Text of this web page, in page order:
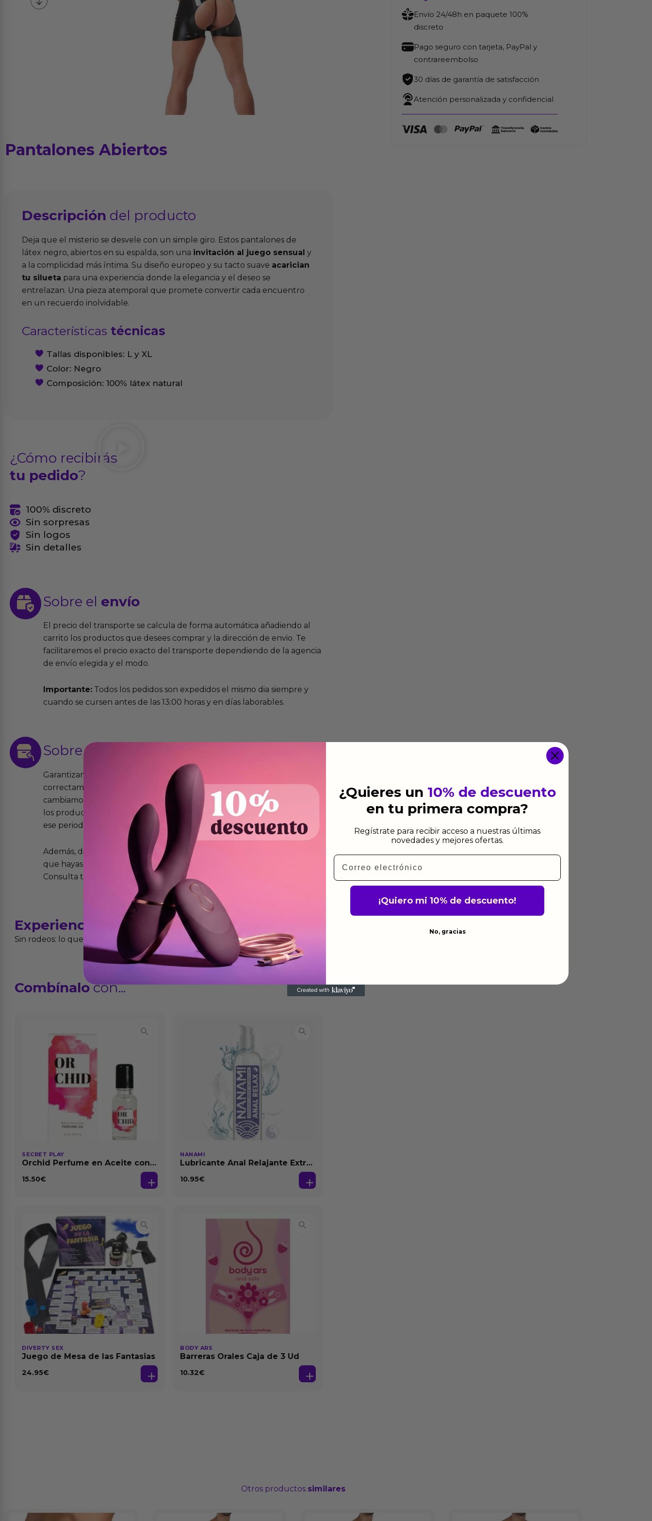
Pantalones Abiertos
Descripción del producto
Deja que el misterio se desvele con un simple giro. Estos pantalones de
látex negro, abiertos en su espalda, son una invitación al juego sensual y
a la complicidad más íntima. Su diseño europeo y su tacto suave acarician
tu silueta para una experiencia donde la elegancia y el deseo se
entrelazan. Una pieza atemporal que promete convertir cada encuentro
en un recuerdo inolvidable.
Características técnicas
Tallas disponibles: L y XL
Color: Negro
Composición: 100% látex natural
¿Cómo recibirás
tu pedido?
100% discreto
Sin sorpresas
Sin logos
Sin detalles
Sobre el envío
El precio del transporte se calcula de forma automática añadiendo al
carrito los productos que desees comprar y la dirección de envio. Te
facilitaremos el precio exacto del transporte dependiendo de la agencia
de envío elegida y el modo.
Importante: Todos los pedidos son expedidos el mismo dia siempre y
cuando se cursen antes de las 13:00 horas y en días laborables.
Sobre las
Garantizamos que los productos que vendemos funcionan
correctamente y que si tienen algún defecto de fabricación te lo
cambiamos sin costo alguno. La ley de 2 años de garantía significa que
los productos tienen garantía contra defectos de fabricación durante
ese periodo pero no por mal uso o uso indebido.
Además, dispones de 15 días desde la entrega para devolver productos
que hayas recibido y que simplemente no te gusten o no los quieras.
Consulta todos los detalles en nuestra política de devoluciones.
Experiencias reales
Sin rodeos: lo que cuentan quienes ya lo han probado
Combínalocon...
SECRET PLAY
Orchid Perfume en Aceite con
15.50€
NANAMI
Lubricante Anal Relajante Extra
10.95€
DIVERTY SEX
Juego de Mesa de las Fantasias
24.95€
BODY ARS
Barreras Orales Caja de 3 Ud
10.32€
Envío 24/48h en paquete 100%
discreto
Pago seguro con tarjeta, PayPal y
contrareembolso
30 días de garantía de satisfacción
Atención personalizada y confidencial
Otros productos similares
¿Quieres un 10% de descuento
en tu primera compra?
Regístrate para recibir acceso a nuestras últimas
novedades y mejores ofertas.
Email
¡Quiero mi 10% de descuento!
No, gracias